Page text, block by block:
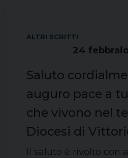
ALTRI SCRITTI
24
Saluto
auguro pace a
che vivono nel
Diocesi di
Il saluto è rivolto con